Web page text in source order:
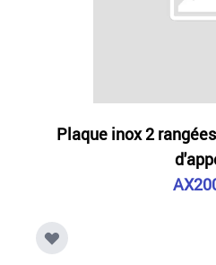
Plaque inox 2